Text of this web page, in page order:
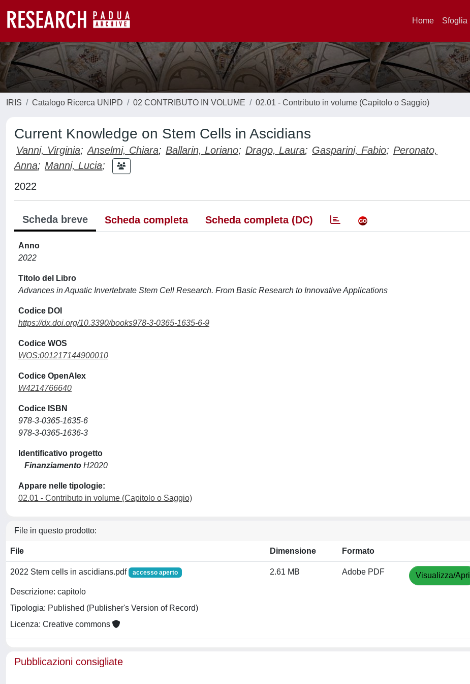
Home Sfoglia
IRIS Catalogo Ricerca UNIPD 02 CONTRIBUTO IN VOLUME 02.01 - Contributo in volume (Capitolo o Saggio)
Current Knowledge on Stem Cells in Ascidians
Vanni, Virginia; Anselmi, Chiara; Ballarin, Loriano; Drago, Laura; Gasparini, Fabio; Peronato,
Anna; Manni, Lucia;
2022
Scheda breve Scheda completa Scheda completa (DC)
Anno
2022
Titolo del Libro
Advances in Aquatic Invertebrate Stem Cell Research. From Basic Research to Innovative Applications
Codice DOI
https://dx.doi.org/10.3390/books978-3-0365-1635-6-9
Codice WOS
WOS:001217144900010
Codice OpenAlex
W4214766640
Codice ISBN
978-3-0365-1635-6
978-3-0365-1636-3
Identificativo progetto
Finanziamento H2020
Appare nelle tipologie:
02.01 - Contributo in volume (Capitolo o Saggio)
File in questo prodotto:
File Dimensione Formato
2022 Stem cells in ascidians.pdf accesso aperto
Descrizione: capitolo
Tipologia: Published (Publisher's Version of Record)
Licenza: Creative commons
2.61 MB Adobe PDF Visualizza/Apri
Pubblicazioni consigliate